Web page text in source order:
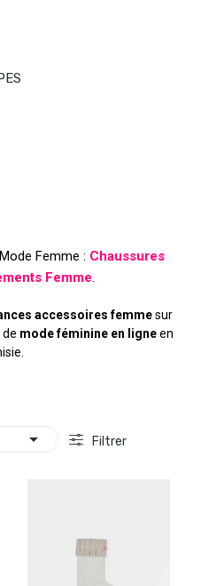
Femme : Chaussures
Femme
accessoires femmesur
mode féminine en ligneen
 Filtrer